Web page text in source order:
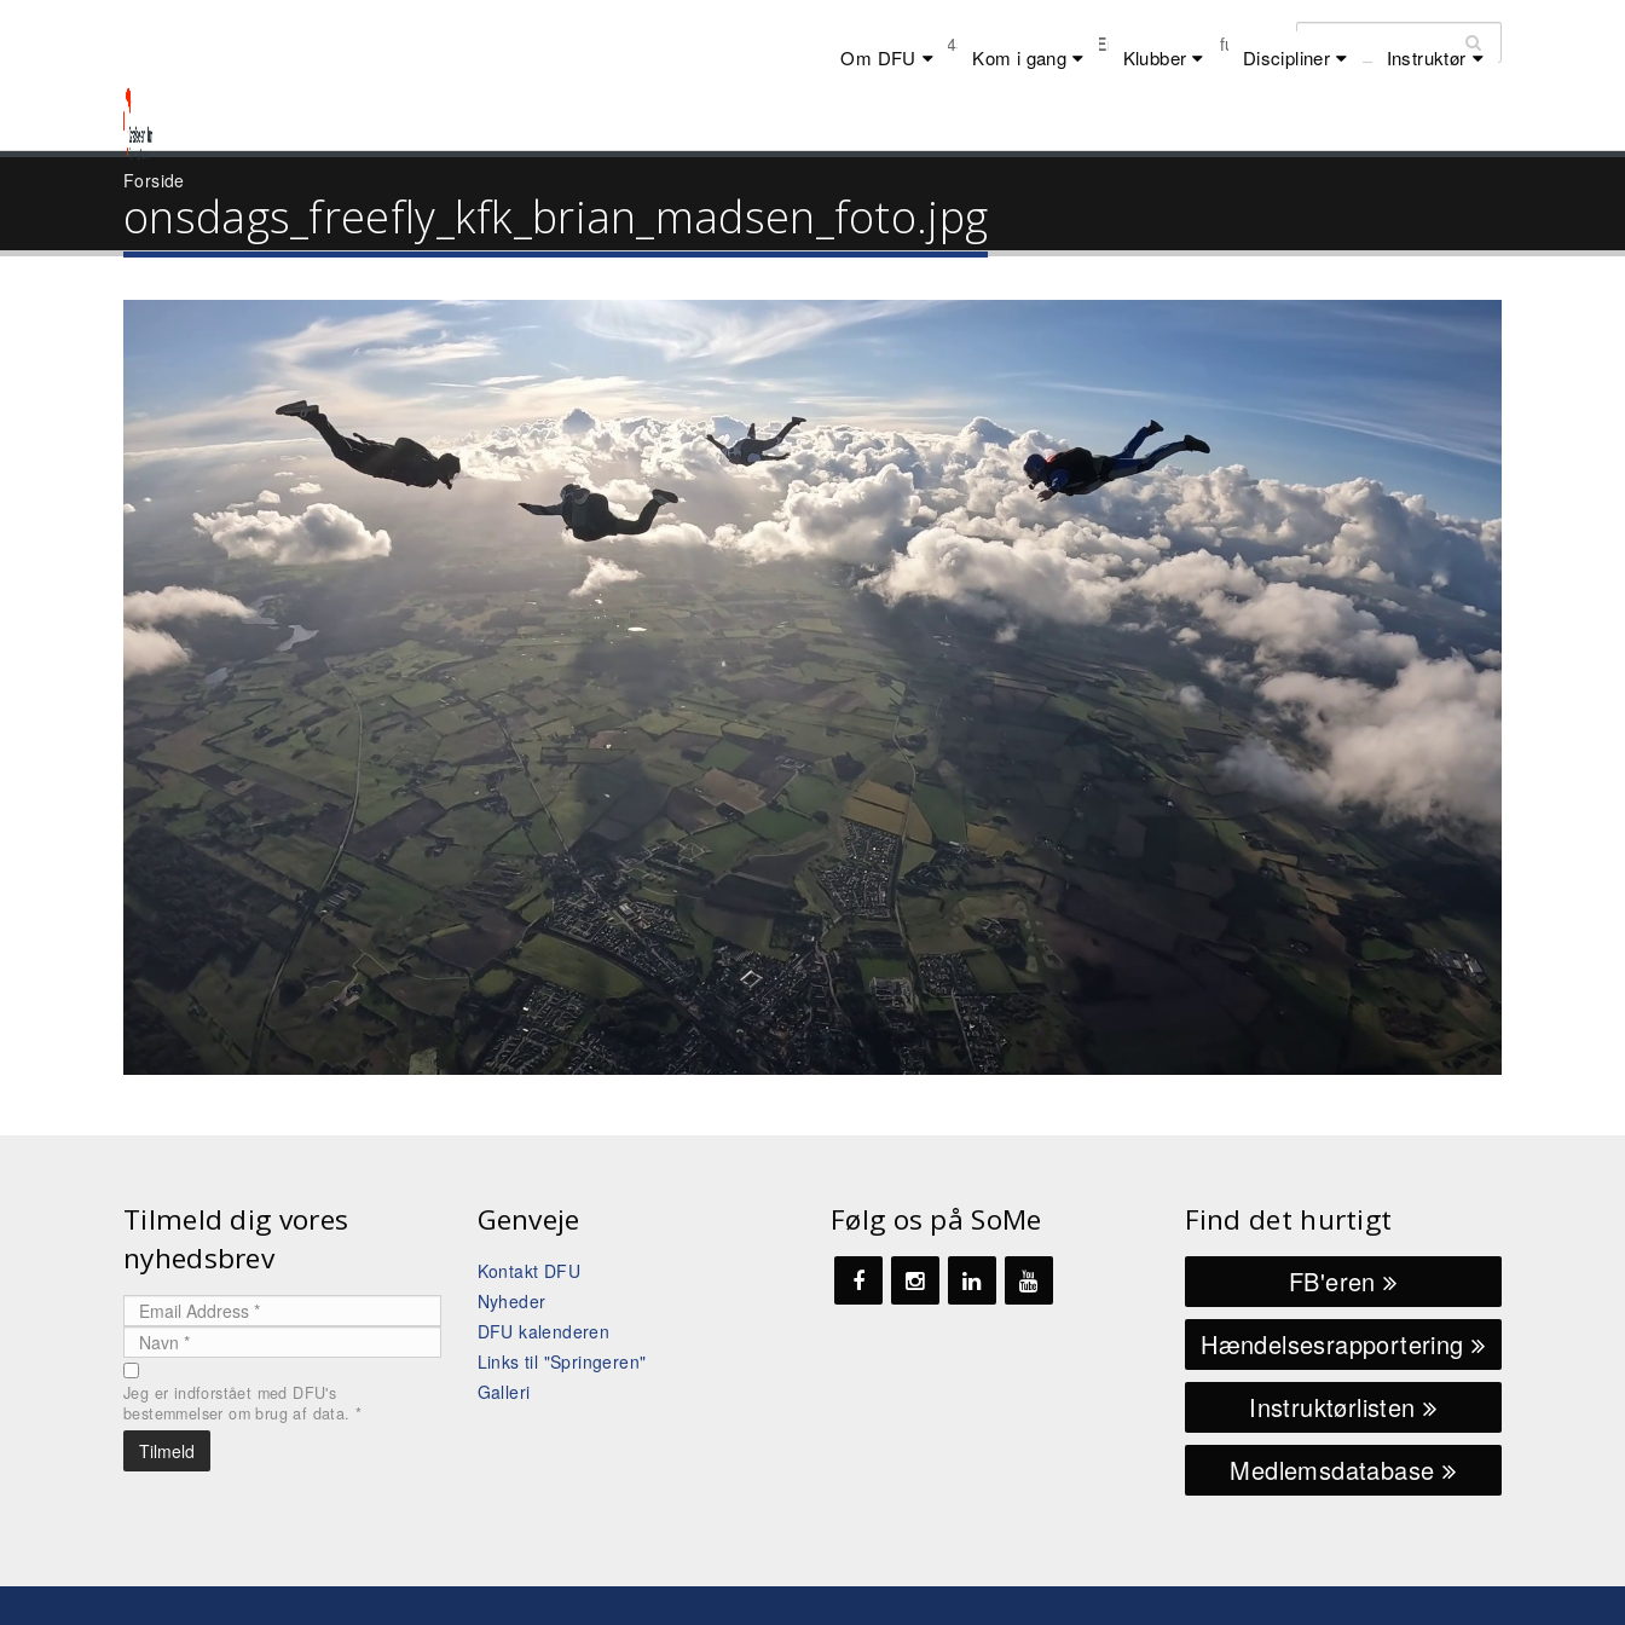
+45 23 44 20 19 Email: dfu@dfu.dk
Om DFU Kom i gang Klubber Discipliner Instruktør
Forside
onsdags_freefly_kfk_brian_madsen_foto.jpg
Tilmeld dig vores
nyhedsbrev
Jeg er indforstået med DFU's
bestemmelser om brug af data. *
Genveje
Kontakt DFU
Nyheder
DFU kalenderen
Links til "Springeren"
Galleri
Følg os på SoMe Find det hurtigt
FB'eren
Hændelsesrapportering
Instruktørlisten
Medlemsdatabase